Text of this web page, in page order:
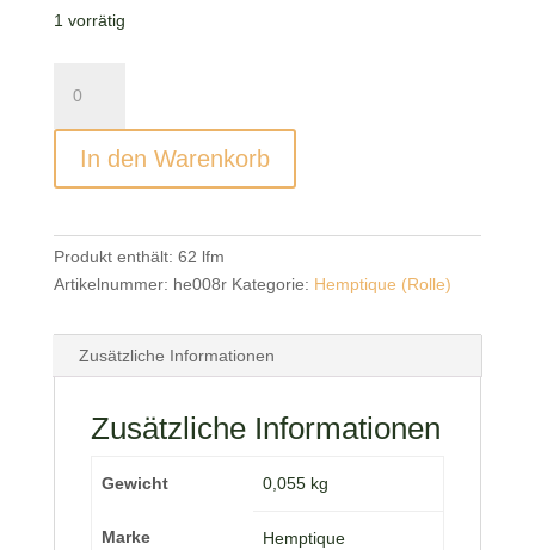
1 vorrätig
Hanfkordel
Red
(Rolle)
Menge
In den Warenkorb
Produkt enthält: 62 lfm
Artikelnummer: he008r Kategorie: Hemptique (Rolle)
Zusätzliche Informationen
Zusätzliche Informationen
Gewicht 0,055 kg
Marke Hemptique